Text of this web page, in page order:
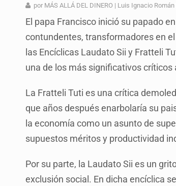
Vecinos de Mirador
Reporta 627
Proponen consulta
Fiscalías, SIAPA y
Que el IPEJAL
por MÁS ALLÁ DEL DINERO | Luis Ignacio
El papa Francisco inició su papado
contundentes, transformadores en
las Encíclicas Laudato Sii y Fratteli
una de los más significativos críticos
La Fratteli Tuti es una crítica
que años después enarbolaría su
la economía como un asunto de
supuestos méritos y productividad
Por su parte, la Laudato Sii es un
exclusión social. En dicha encíclica